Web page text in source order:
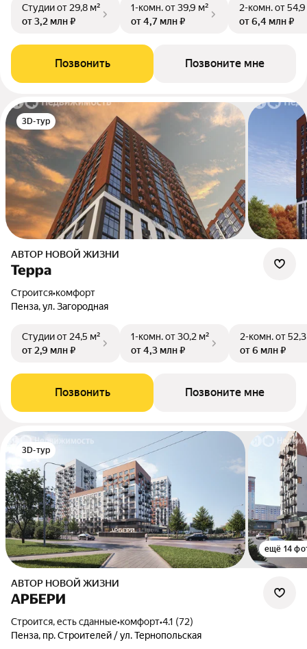
Студииот 29,8 м²
от 3,2 млн ₽
1-комн.от 39,9 м²
от 4,7 млн ₽
2-комн.от
от 6,4 млн ₽
Позвонить Позвоните мне
3D-тур
АВТОР НОВОЙ ЖИЗНИ
Терра
Строится•комфорт
Пенза, ул. Загородная
Студииот 24,5 м²
от 2,9 млн ₽
1-комн.от 30,2 м²
от 4,3 млн ₽
2-комн.от
от 6 млн ₽
Позвонить Позвоните мне
3D-тур
ещё 14
АВТОР НОВОЙ ЖИЗНИ
АРБЕРИ
Строится, есть сданные•комфорт•4.1 (72)
Пенза, пр. Строителей / ул. Тернопольская